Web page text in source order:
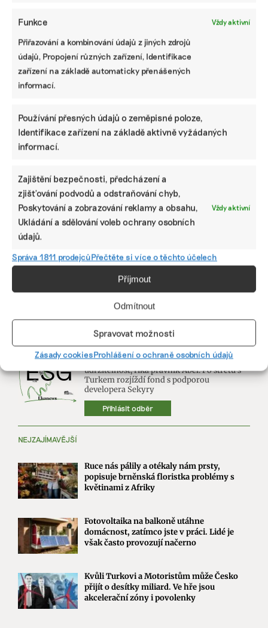
Funkce Vždy aktivní
Přiřazování a kombinování údajů z jiných zdrojů
údajů, Propojení různých zařízení, Identifikace
zařízení na základě automaticky přenášených
informací.
Používání přesných údajů o zeměpisné poloze,
Identifikace zařízení na základě aktivně vyžádaných
informací.
Zajištění bezpečnosti, předcházení a
zjišťování podvodů a odstraňování chyb,
Poskytování a zobrazování reklamy a obsahu,
Ukládání a sdělování voleb ochrany osobních
údajů.
Vždy aktivní
Správa 1811 prodejcůPřečtěte si více o těchto účelech
Příjmout
Odmítnout
Spravovat možnosti
Zásady cookiesProhlášení o ochraně osobních údajů
Evropské unii
Riziko
dezertifikace
se nově týká i
Česka
v předstihu.
Opětovné
zalesňování
Amazonie
Motoristé našli
ODEBÍREJTE NÁŠ NEWSLETTER
NEJNOVĚJŠÍ PODCAST
Martin Abel
Chceme získat desítky milionů na
udržitelnost, říká právník Abel. Po střetu s
Turkem rozjíždí fond s podporou
developera Sekyry
Přihlásit odběr
NEJZAJÍMAVĚJŠÍ
Ruce nás pálily a otékaly nám prsty,
popisuje brněnská floristka problémy s
květinami z Afriky
Fotovoltaika na balkoně utáhne
domácnost, zatímco jste v práci. Lidé je
však často provozují načerno
Kvůli Turkovi a Motoristům může Česko
přijít o desítky miliard. Ve hře jsou
akcelerační zóny i povolenky